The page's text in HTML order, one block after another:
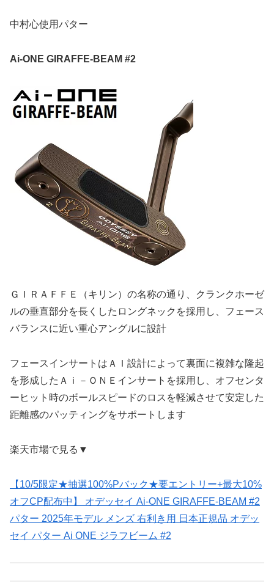
中村心使用パター
Ai-ONE GIRAFFE-BEAM #2
ＧＩＲＡＦＦＥ（キリン）の名称の通り、クランクホーゼ
ルの垂直部分を長くしたロングネックを採用し、フェース
バランスに近い重心アングルに設計
フェースインサートはＡＩ設計によって裏面に複雑な隆起
を形成したＡｉ－ＯＮＥインサートを採用し、オフセンタ
ーヒット時のボールスピードのロスを軽減させて安定した
距離感のパッティングをサポートします
楽天市場で見る▼
【10/5限定★抽選100%Pバック★要エントリー+最大10%
オフCP配布中】 オデッセイ Ai-ONE GIRAFFE-BEAM #2
パター 2025年モデル メンズ 右利き用 日本正規品 オデッ
セイ パター Ai ONE ジラフビーム #2